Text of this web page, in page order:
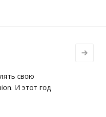
свою
И этот год